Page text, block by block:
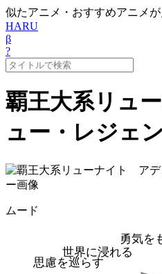
似たアニメ・おすすめアニメ
HARU
β
?
覇王大系リュ
ュー・レジェ
ムード
勇気を
思慮を巡らす
世界に浸れる